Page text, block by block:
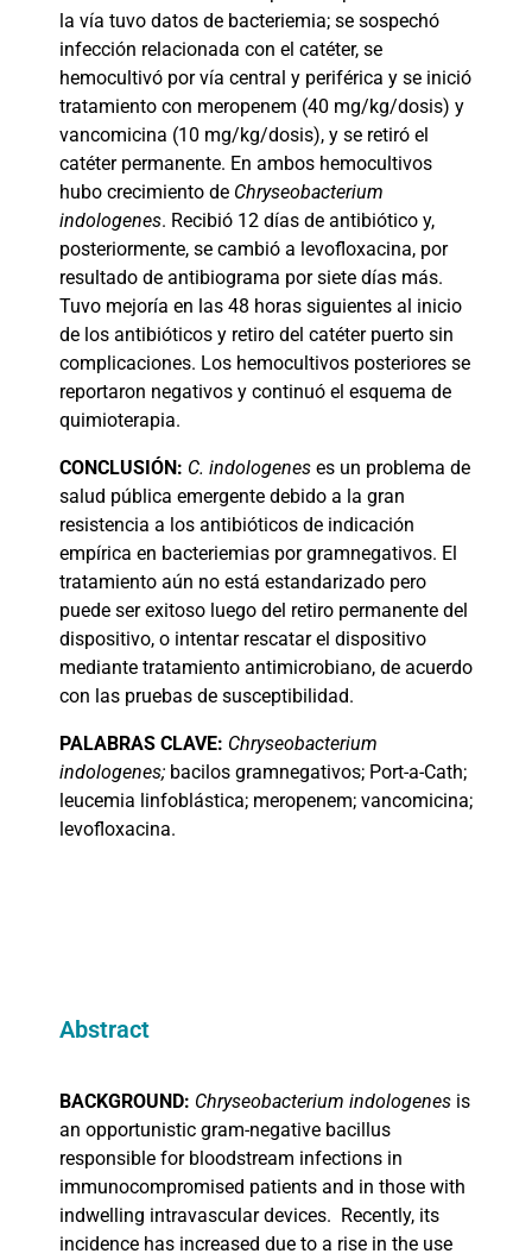
la vía tuvo datos de bacteriemia; se sospechó
infección relacionada con el catéter, se
hemocultivó por vía central y periférica y se inició
tratamiento con meropenem (40 mg/kg/dosis) y
vancomicina (10 mg/kg/dosis), y se retiró el
catéter permanente. En ambos hemocultivos
hubo crecimiento de Chryseobacterium
indologenes. Recibió 12 días de antibiótico y,
posteriormente, se cambió a levofloxacina, por
resultado de antibiograma por siete días más.
Tuvo mejoría en las 48 horas siguientes al inicio
de los antibióticos y retiro del catéter puerto sin
complicaciones. Los hemocultivos posteriores se
reportaron negativos y continuó el esquema de
quimioterapia.
CONCLUSIÓN: C. indologenes es un problema de
salud pública emergente debido a la gran
resistencia a los antibióticos de indicación
empírica en bacteriemias por gramnegativos. El
tratamiento aún no está estandarizado pero
puede ser exitoso luego del retiro permanente del
dispositivo, o intentar rescatar el dispositivo
mediante tratamiento antimicrobiano, de acuerdo
con las pruebas de susceptibilidad.
PALABRAS CLAVE: Chryseobacterium
indologenes; bacilos gramnegativos; Port-a-Cath;
leucemia linfoblástica; meropenem; vancomicina;
levofloxacina.
Abstract
BACKGROUND: Chryseobacterium indologenes is
an opportunistic gram-negative bacillus
responsible for bloodstream infections in
immunocompromised patients and in those with
indwelling intravascular devices. Recently, its
incidence has increased due to a rise in the use